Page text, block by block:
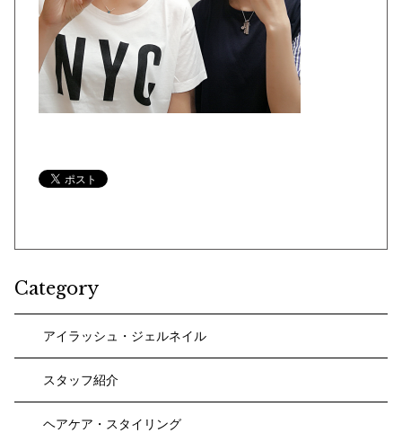
Category
アイラッシュ・ジェルネイル
スタッフ紹介
ヘアケア・スタイリング